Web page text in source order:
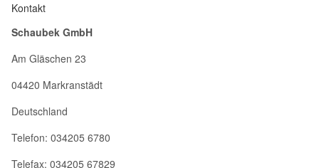
Kontakt
Schaubek GmbH
Am Gläschen 23
04420 Markranstädt
Deutschland
Telefon: 034205 6780
Telefax: 034205 67829